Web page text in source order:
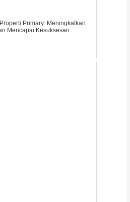
Primary: Meningkatkan
Mencapai Kesuksesan